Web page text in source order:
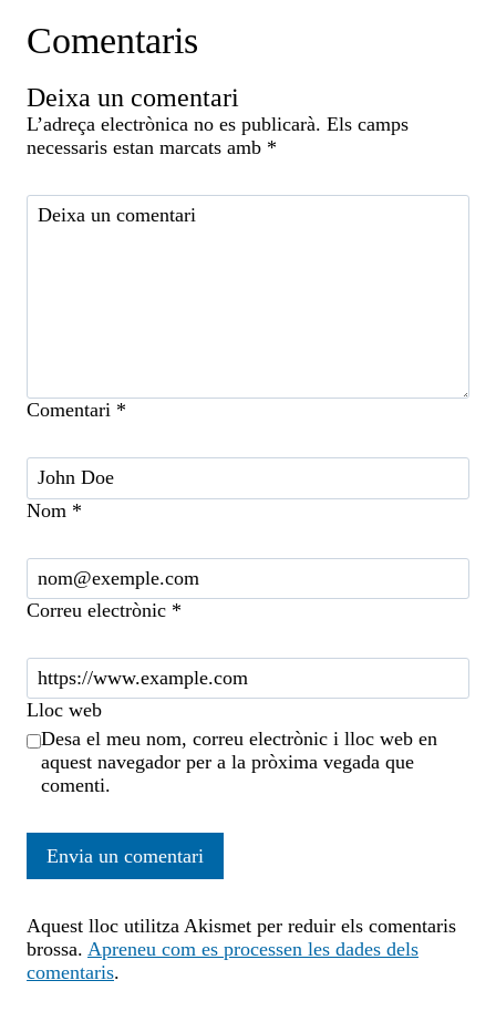
Comentaris
Deixa un comentari
L’adreça electrònica no es publicarà. Els camps
necessaris estan marcats amb *
Comentari *
Nom *
Correu electrònic *
Lloc web
Desa el meu nom, correu electrònic i lloc web en
aquest navegador per a la pròxima vegada que
comenti.
Aquest lloc utilitza Akismet per reduir els comentaris
brossa. Apreneu com es processen les dades dels
comentaris.